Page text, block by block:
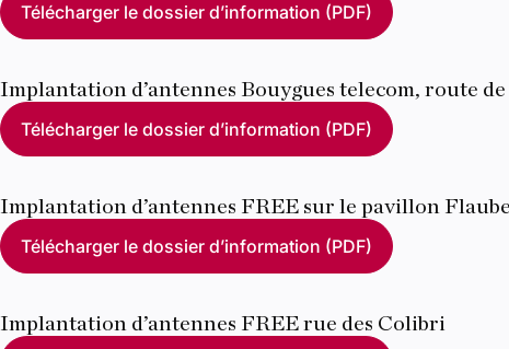
Télécharger le dossier d’information (PDF)
Implantation d’antennes Bouygues telecom, route
Télécharger le dossier d’information (PDF)
Implantation d’antennes FREE sur le pavillon
Télécharger le dossier d’information (PDF)
Implantation d’antennes FREE rue des Colibri